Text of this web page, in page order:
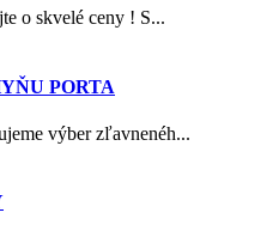
o skvelé ceny ! S...
PORTA
výber zľavnenéh...